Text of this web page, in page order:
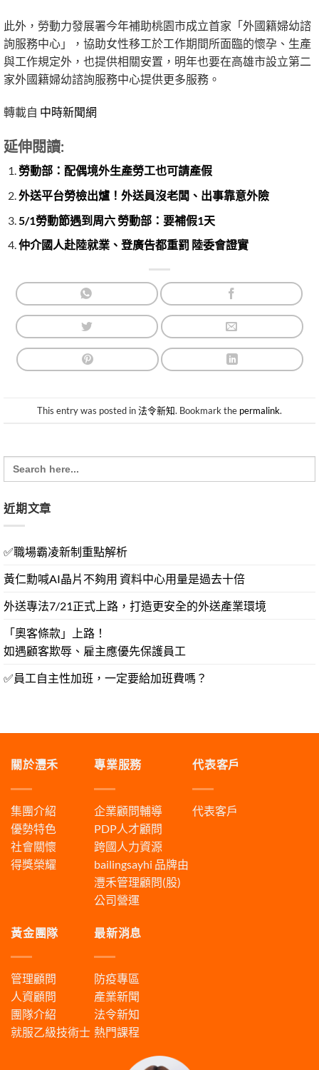
此外，勞動力發展署今年補助桃園市成立首家「外國籍婦幼諮
詢服務中心」，協助女性移工於工作期間所面臨的懷孕、生產
與工作規定外，也提供相關安置，明年也要在高雄市設立第二
家外國籍婦幼諮詢服務中心提供更多服務。
轉載自 中時新聞網
延伸閱讀:
勞動部：配偶境外生產勞工也可請產假
外送平台勞檢出爐！外送員沒老闆、出事靠意外險
5/1勞動節遇到周六 勞動部：要補假1天
仲介國人赴陸就業、登廣告都重罰 陸委會證實
This entry was posted in法令新知. Bookmark the permalink.
Search
for:
近期文章
✅職場霸凌新制重點解析
黃仁勳喊AI晶片不夠用 資料中心用量是過去十倍
外送專法7/21正式上路，打造更安全的外送產業環境
「奧客條款」上路！
如遇顧客欺辱、雇主應優先保護員工
✅員工自主性加班，一定要給加班費嗎？
關於灃禾
集團介紹
優勢特色
社會關懷
得獎榮耀
專業服務
企業顧問輔導
PDP人才顧問
跨國人力資源
bailingsayhi 品牌由
灃禾管理顧問(股)
公司營運
代表客戶
代表客戶
黃金團隊
管理顧問
人資顧問
團隊介紹
就服乙級技術士
最新消息
防疫專區
產業新聞
法令新知
熱門課程